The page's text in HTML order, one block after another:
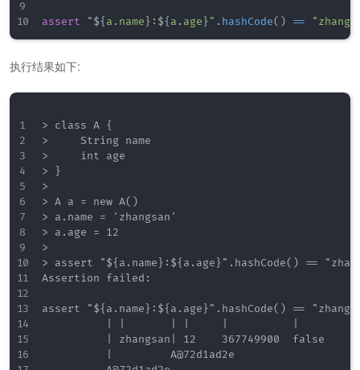
assert "${ a . name } : ${ a . age }" . hashCode( ) ==
执行结果如下:
> class A {
>     String name
>     int age
> }
>
> A a = new A()
> a.name = 'zhangsan'
> a.age = 12
>
> assert "${a.name}:${a.age}".hashCode() ==
Assertion failed:
assert "${a.name}:${a.age}".hashCode() ==
          | zhangsan| 12    367749900  false
          |         A@72d1ad2e